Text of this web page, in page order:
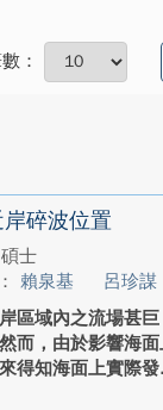
：
碎波位置
士
賴泉基
呂珍謀
域內之流場甚巨
而，由於影響海
得知海面上實際